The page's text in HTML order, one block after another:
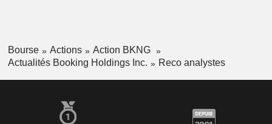
Bourse Actions
Action BKNG
Actualités Booking Holdings Inc.
Reco analystes